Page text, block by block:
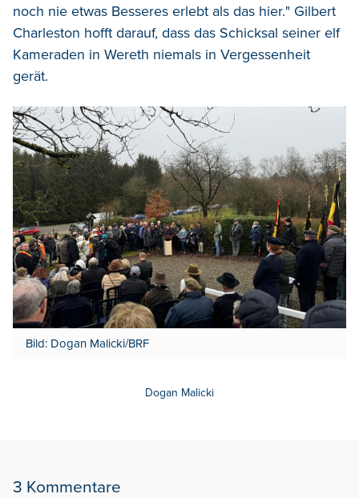
noch nie etwas Besseres erlebt als das hier." Gilbert
Charleston hofft darauf, dass das Schicksal seiner elf
Kameraden in Wereth niemals in Vergessenheit
gerät.
Bild: Dogan Malicki/BRF
Dogan Malicki
3 Kommentare